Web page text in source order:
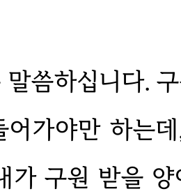
말씀하십니다.
어가야만 하는
가 구원 받을